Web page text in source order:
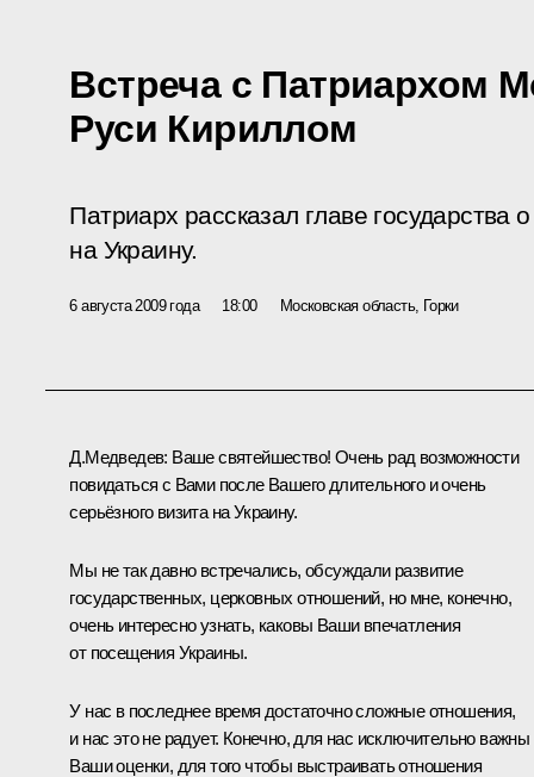
Встреча с Патриархом
Руси Кириллом
Патриарх рассказал главе государства
на Украину.
6 августа 2009 года 18:00 Московская область, Горки
Д.Медведев: Ваше святейшество! Очень рад возможности
повидаться с Вами после Вашего длительного и очень
серьёзного визита на Украину.
Мы не так давно встречались, обсуждали развитие
государственных, церковных отношений, но мне, конечно,
очень интересно узнать, каковы Ваши впечатления
от посещения Украины.
У нас в последнее время достаточно сложные отношения,
и нас это не радует. Конечно, для нас исключительно важны
Ваши оценки, для того чтобы выстраивать отношения